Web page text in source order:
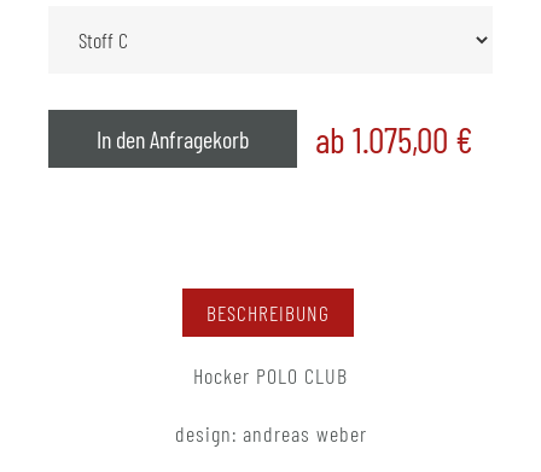
In den Anfragekorb ab 1.075,00 €
BESCHREIBUNG
Hocker POLO CLUB
design: andreas weber